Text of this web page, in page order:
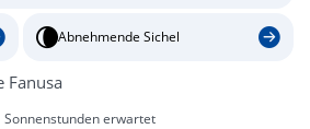
Abnehmende Sichel
Fanusa
Sonnenstunden erwartet